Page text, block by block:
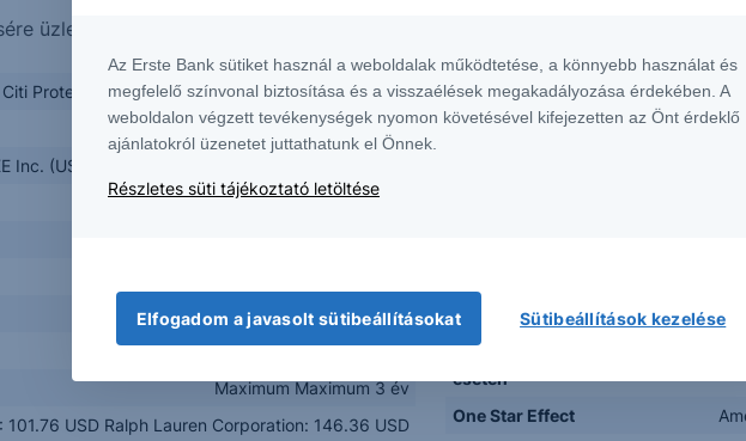
üzletkötőinknél, NetBrokerben illetve George-ban van lehetőség.
Citi Protect Express OneStar US Fashion USD 24-27
Protect Express
Inc. (US6541061031)Ralph Lauren Corporation (...
USD
2024.02.15.
2027.02.16.
Maximum Maximum 3 év
101.76 USD Ralph Lauren Corporation: 146.36 USD
Értékelési
napok
Félévente
(az adott
Félévente
záró
Kifizetés
esetén
One Star Effect
Az Erste Bank sütiket használ a weboldalak működtetése, a könnyebb használat és
megfelelő színvonal biztosítása és a visszaélések megakadályozása érdekében. A
weboldalon végzett tevékenységek nyomon követésével kifejezetten az Önt érdeklő
ajánlatokról üzenetet juttathatunk el Önnek.
Részletes süti tájékoztató letöltése
Elfogadom a javasolt sütibeállításokat Sütibeállítások kezelése